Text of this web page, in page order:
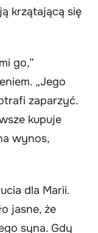
krzątającą się
go,”
„Jego
zaparzyć.
kupuje
wynos,
dla Marii.
jasne, że
syna. Gdy